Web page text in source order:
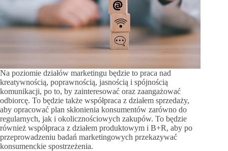
Na poziomie działów marketingu będzie to praca nad
kreatywnością, poprawnością, jasnością i spójnością
komunikacji, po to, by zainteresować oraz zaangażować
odbiorcę. To będzie także współpraca z działem sprzedaży,
aby opracować plan skłonienia konsumentów zarówno do
regularnych, jak i okolicznościowych zakupów. To będzie
również współpraca z działem produktowym i B+R, aby po
przeprowadzeniu badań marketingowych przekazywać
konsumenckie spostrzeżenia.